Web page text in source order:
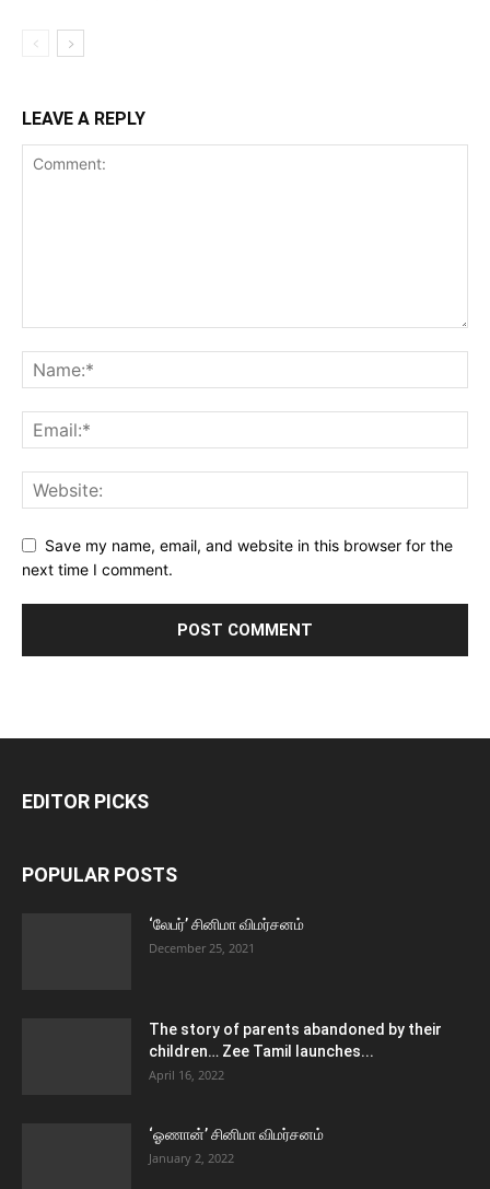
LEAVE A REPLY
Save my name, email, and website in this browser for the
next time I comment.
EDITOR PICKS
POPULAR POSTS
‘லேபர்’ சினிமா விமர்சனம்
December 25, 2021
The story of parents abandoned by their
children… Zee Tamil launches...
April 16, 2022
‘ஓணான்’ சினிமா விமர்சனம்
January 2, 2022